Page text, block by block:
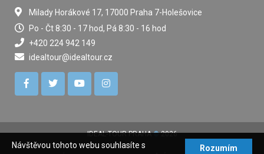
Rozumím
Návštěvou tohoto webu souhlasíte s
Milady Horákové 17, 17000 Praha 7-Holešovice
Po - Čt 8:30 - 17 hod, Pá 8:30 - 16 hod
+420 224 942 149
idealtour@idealtour.cz
IDEAL-TOUR PRAHA©2026